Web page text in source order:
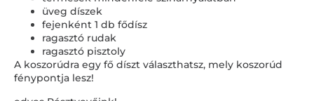
üveg díszek
fejenként 1 db fődísz
ragasztó rudak
ragasztó pisztoly
A koszorúdra egy fő díszt választhatsz, mely koszorúd
fénypontja lesz!